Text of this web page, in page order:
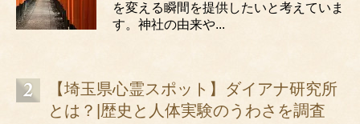
を変える瞬間を提供したいと考えていま
す。神社の由来や...
【埼玉県心霊スポット】ダイアナ研究所
とは？|歴史と人体実験のうわさを調査